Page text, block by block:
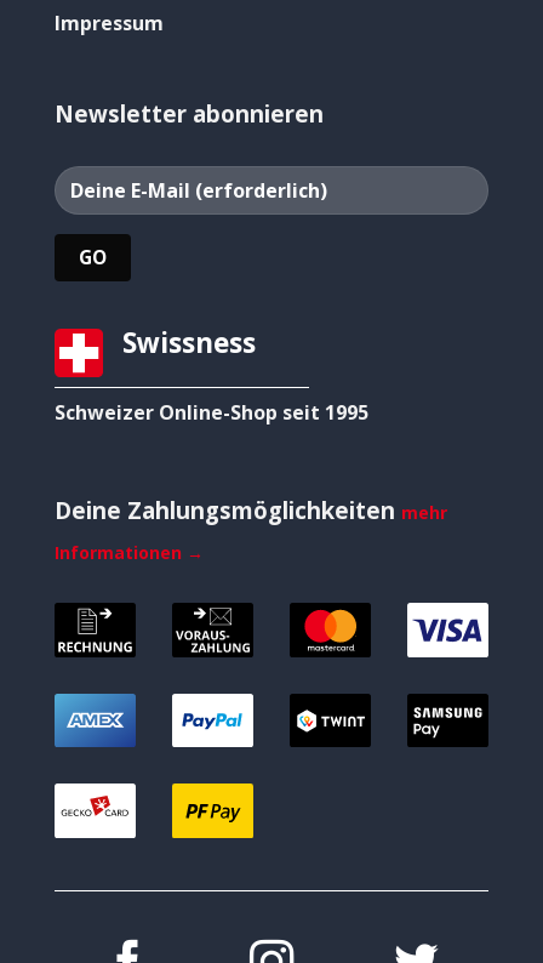
Impressum
Newsletter abonnieren
Swissness
Schweizer Online-Shop seit 1995
Deine Zahlungsmöglichkeiten mehr
Informationen →